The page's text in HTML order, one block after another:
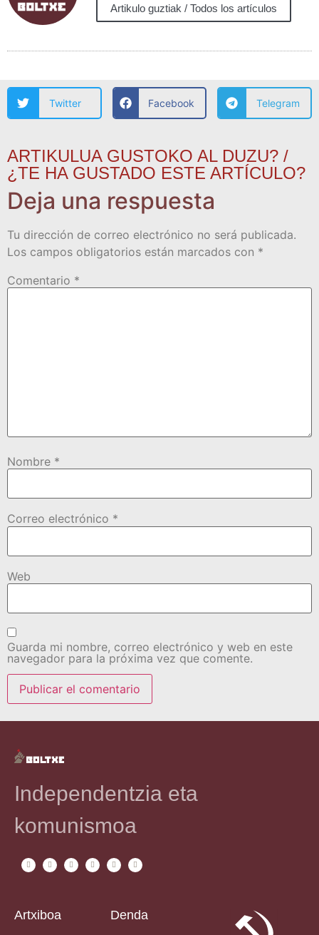
Artikulo guztiak / Todos los artículos
Twitter Facebook Telegram
ARTIKULUA GUSTOKO AL DUZU? /
¿TE HA GUSTADO ESTE ARTÍCULO?
Deja una respuesta
Tu dirección de correo electrónico no será publicada.
Los campos obligatorios están marcados con *
Comentario *
Nombre *
Correo electrónico *
Web
Guarda mi nombre, correo electrónico y web en este
navegador para la próxima vez que comente.
Independentzia eta
komunismoa
Artxiboa Denda